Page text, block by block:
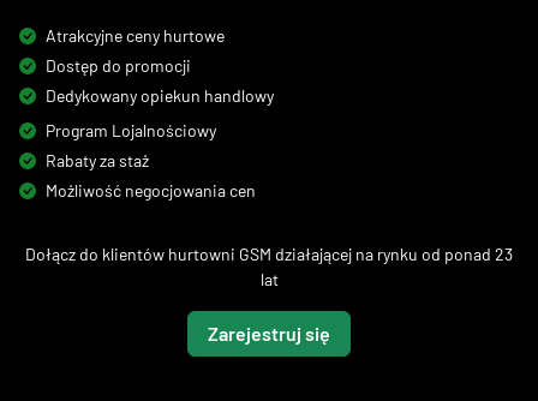
Atrakcyjne ceny hurtowe
Dostęp do promocji
Dedykowany opiekun handlowy
Program Lojalnościowy
Rabaty za staż
Możliwość negocjowania cen
Dołącz do klientów hurtowni GSM działającej na rynku od ponad 23
lat
Zarejestruj się